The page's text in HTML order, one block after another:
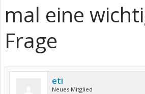
mal eine
Frage
eti
Neues Mitglied